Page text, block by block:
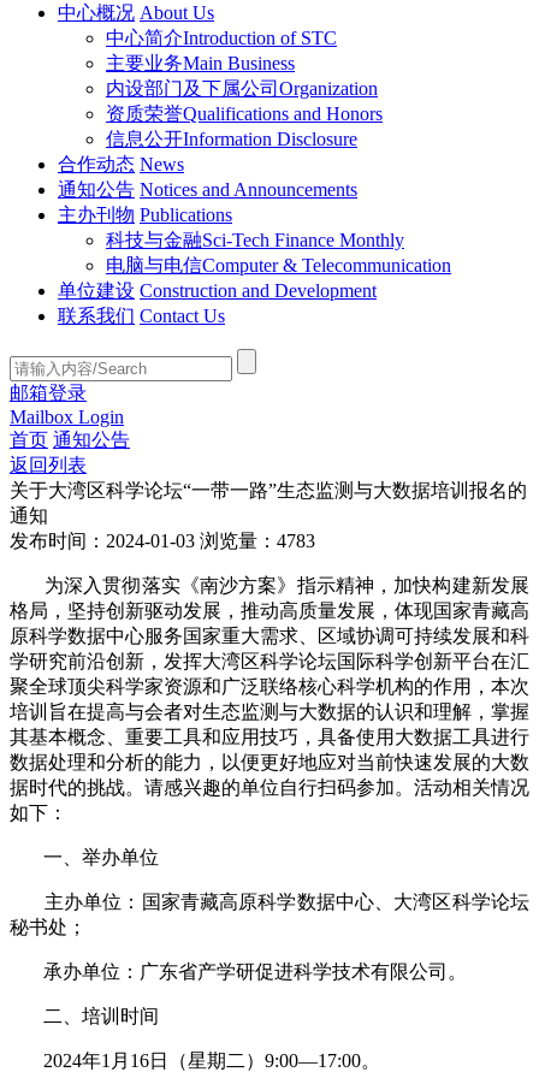
中心概况 About Us
中心简介Introduction of STC
主要业务Main Business
内设部门及下属公司 Organization
资质荣誉Qualifications and Honors
信息公开Information Disclosure
合作动态 News
通知公告 Notices and Announcements
主办刊物 Publications
科技与金融Sci-Tech Finance Monthly
电脑与电信Computer & Telecommunication
单位建设 Construction and Development
联系我们 Contact Us
邮箱登录
Mailbox Login
首页 通知公告
返回列表
关于大湾区科学论坛“一带一路”生态监测与大数据培训报名的
通知
发布时间：2024-01-03 浏览量：4783
为深入贯彻落实《南沙方案》指示精神，加快构建新发展
格局，坚持创新驱动发展，推动高质量发展，体现国家青藏高
原科学数据中心服务国家重大需求、区域协调可持续发展和科
学研究前沿创新，发挥大湾区科学论坛国际科学创新平台在汇
聚全球顶尖科学家资源和广泛联络核心科学机构的作用，本次
培训旨在提高与会者对生态监测与大数据的认识和理解，掌握
其基本概念、重要工具和应用技巧，具备使用大数据工具进行
数据处理和分析的能力，以便更好地应对当前快速发展的大数
据时代的挑战。请感兴趣的单位自行扫码参加。活动相关情况
如下：
一、举办单位
主办单位：国家青藏高原科学数据中心、大湾区科学论坛
秘书处；
承办单位：广东省产学研促进科学技术有限公司。
二、培训时间
2024年1月16日（星期二）9:00—17:00。